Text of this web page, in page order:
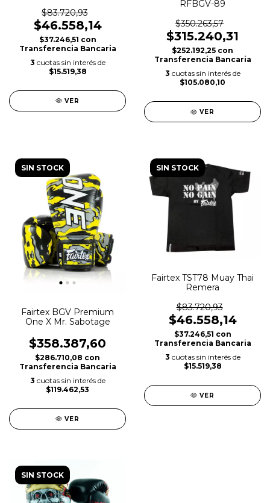
$83.720,93
$46.558,14
$37.246,51 con
Transferencia Bancaria
3 cuotas sin interés de
$15.519,38
VER
RFBGV-89
$350.263,57
$315.240,31
$252.192,25 con
Transferencia Bancaria
3 cuotas sin interés de
$105.080,10
VER
SIN STOCK
Fairtex BGV Premium
One X Mr. Sabotage
$358.387,60
$286.710,08 con
Transferencia Bancaria
3 cuotas sin interés de
$119.462,53
VER
SIN STOCK
Fairtex TST78 Muay Thai
Remera
$83.720,93
$46.558,14
$37.246,51 con
Transferencia Bancaria
3 cuotas sin interés de
$15.519,38
VER
SIN STOCK